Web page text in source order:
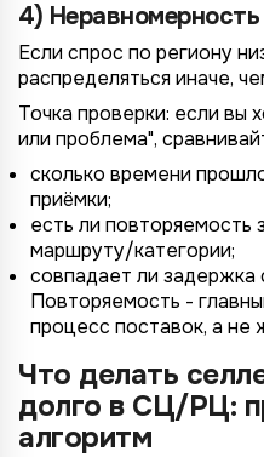
4)
Если спрос по региону
распределяться иначе,
Точка проверки: если вы
или проблема",
сколько времени
приёмки;
есть ли
маршруту/категории;
совпадает ли задержка
Повторяемость -
процесс поставок, а не
Что делать
долго в СЦ/РЦ:
алгоритм
Подключение к
TotalCRM
Подключение к
TotalCRM
Подключение к
TotalCRM
Подключение к
TotalCRM
Подключение к
TotalCRM
Подключение к
TotalCRM
Подключение к
TotalCRM